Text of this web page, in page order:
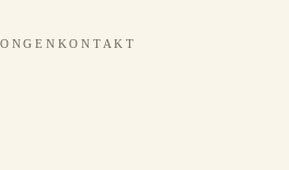
KONTAKT